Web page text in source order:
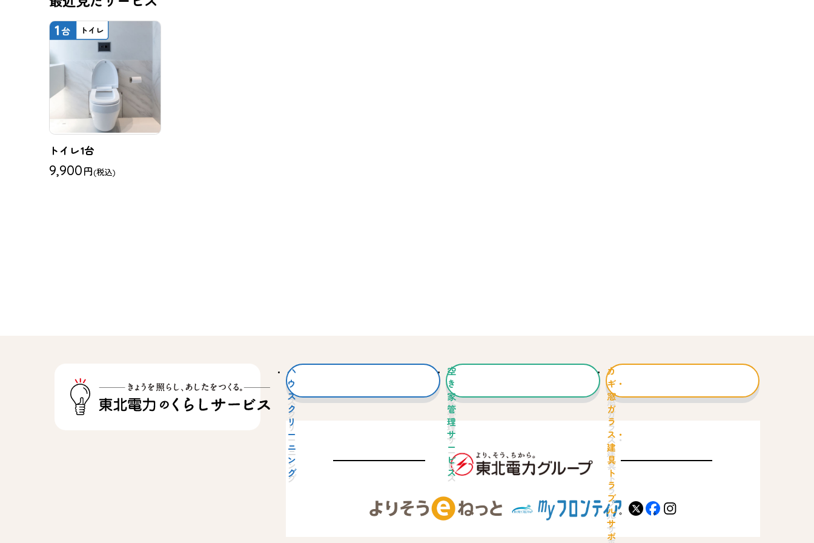
トイレ1台
9,900円(税込)
ハ
ウ
ス
ク
リ
ー
ニ
ン
グ
空
き
家
管
理
サ
ー
ビ
ス
カ
ギ・
窓
ガ
ラ
ス・
建
具
ト
ラ
ブ
ル
サ
ポ
X facebook
instagram